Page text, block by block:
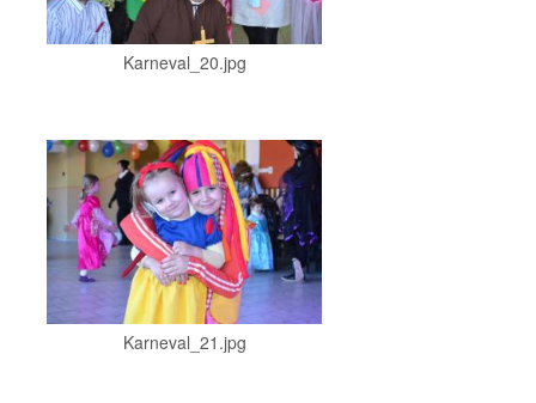
Karneval_20.jpg
Karneval_21.jpg